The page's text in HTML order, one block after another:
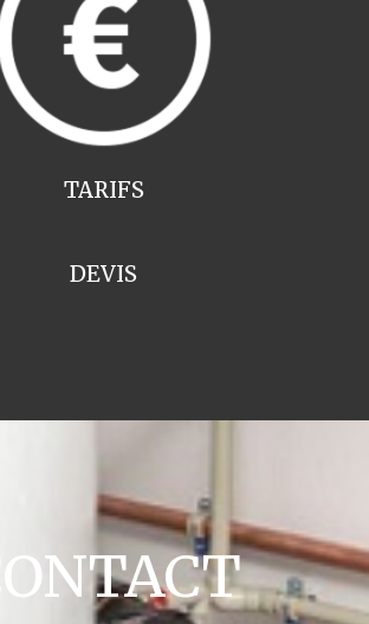
TARIFS
DEVIS
CONTACT